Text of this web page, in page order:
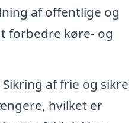
af offentlige og
forbedre køre- og
Sikring af frie og sikre
hvilket er